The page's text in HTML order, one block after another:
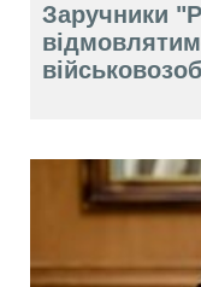
Заручники